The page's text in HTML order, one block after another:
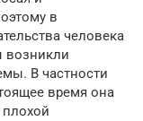
в
человека
возникли
В частности
время она